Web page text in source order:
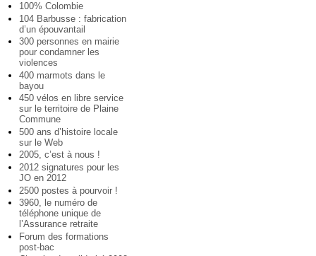
100% Colombie
104 Barbusse : fabrication
d’un épouvantail
300 personnes en mairie
pour condamner les
violences
400 marmots dans le
bayou
450 vélos en libre service
sur le territoire de Plaine
Commune
500 ans d’histoire locale
sur le Web
2005, c’est à nous !
2012 signatures pour les
JO en 2012
2500 postes à pourvoir !
3960, le numéro de
téléphone unique de
l’Assurance retraite
Forum des formations
post-bac